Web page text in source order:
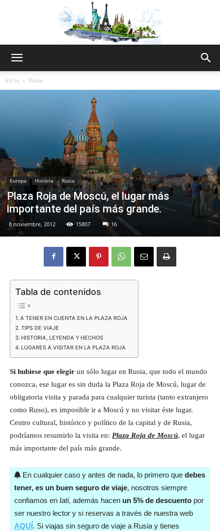
Thru
My
Inicio Rusia
Europa História Rusia
Plaza Roja de Moscú, el lugar más
importante del país más grande.
8 noviembre, 2012 15807 16
Tabla de contenidos
A TENER EN CUENTA EN LA PLAZA ROJA
TIPS DE VIAJE
HISTORIA, LEYENDA Y HECHOS
LUGARES A VISITAR EN LA PLAZA ROJA
Si hubiese que elegir un sólo lugar en Rusia, que todo el mundo
conozca, ese lugar es sin duda la Plaza Roja de Moscú, lugar de
obligatoria visita y parada para cualquier turista (tanto extranjero
como Ruso), es imposible ir a Moscú y no visitar éste lugar.
Centro cultural, histórico y político de la capital y de Rusia,
podríamos resumirlo la visita en: Plaza Roja de Moscú, el lugar
más importante del país más grande.
En cualquier caso y antes de nada, lo primero quedebes
tener, es un buen seguro de viaje, nosotros siempre
confiamos en Iati, además hacen un 5% de descuento por
ser nuestro lector y si reservas a través de nuestra web
AQUÍ. Si viajas sin seguro de viaje a Rusia y tienes